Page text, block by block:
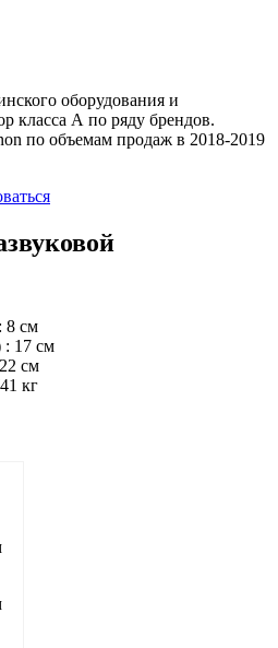
оборудования и
класса А по ряду брендов.
по объемам продаж в 2018-2019
8 см
: 17 см
см
кг